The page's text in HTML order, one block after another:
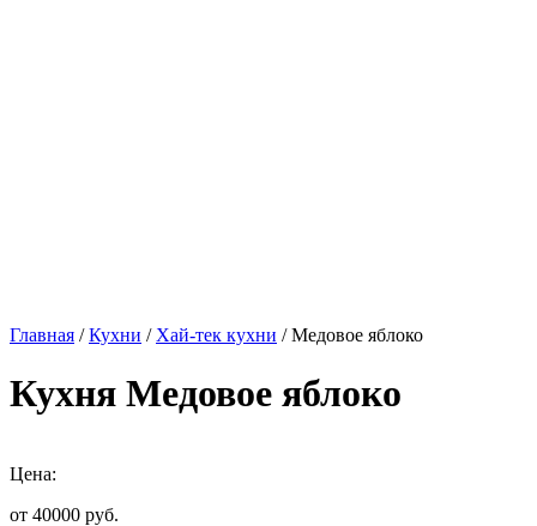
Главная /Кухни / Хай-тек кухни / Медовое яблоко
Кухня Медовое яблоко
Цена:
от 40000 руб.